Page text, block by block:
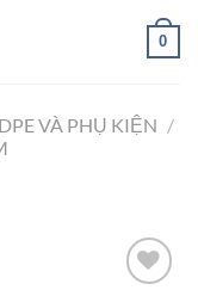
0
VÀ PHỤ KIỆN /